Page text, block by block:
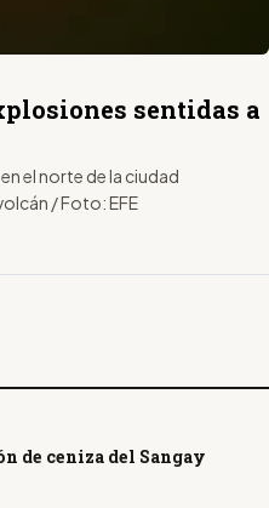
sentidas a
el norte de la ciudad
/ Foto: EFE
de ceniza del Sangay